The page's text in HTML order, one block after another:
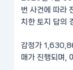
번 사건에 따라
치한 토지 답의
감정가
매가 진행되며,